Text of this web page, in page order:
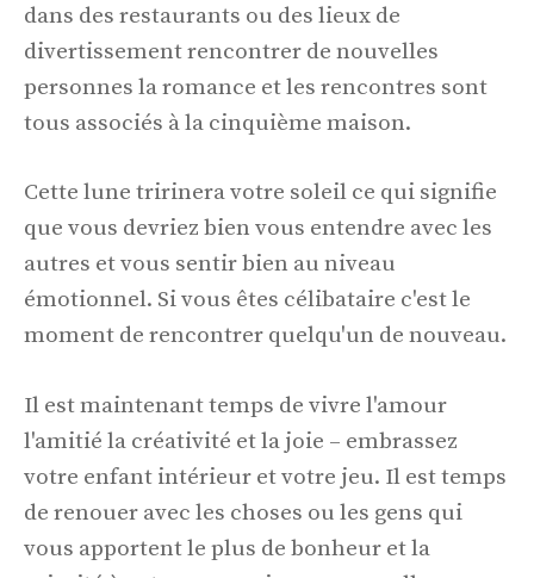
dans des restaurants ou des lieux de
divertissement rencontrer de nouvelles
personnes la romance et les rencontres sont
tous associés à la cinquième maison.
Cette lune tririnera votre soleil ce qui signifie
que vous devriez bien vous entendre avec les
autres et vous sentir bien au niveau
émotionnel. Si vous êtes célibataire c'est le
moment de rencontrer quelqu'un de nouveau.
Il est maintenant temps de vivre l'amour
l'amitié la créativité et la joie – embrassez
votre enfant intérieur et votre jeu. Il est temps
de renouer avec les choses ou les gens qui
vous apportent le plus de bonheur et la